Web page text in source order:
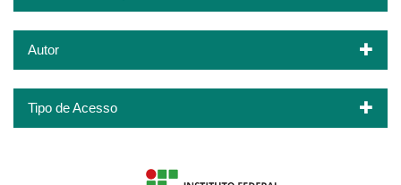
Autor
Tipo de Acesso